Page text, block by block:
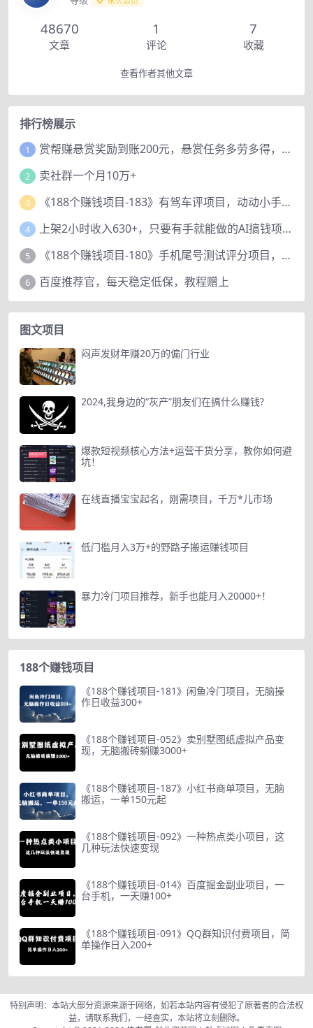
48670
文章
1
评论
7
收藏
查看作者其他文章
排行榜展示
1 赏帮赚悬赏奖励到账200元，悬赏任务多劳多得，人人可做。
2 卖社群一个月10万+
3 《188个赚钱项目-183》有驾车评项目，动动小手，复制粘贴赚44元！
4 上架2小时收入630+，只要有手就能做的AI搞钱项目，奶奶看完都能学会!
5 《188个赚钱项目-180》手机尾号测试评分项目，短视频直播日赚200+
6 百度推荐官，每天稳定低保，教程赠上
图文项目
闷声发财年赚20万的偏门行业
2024,我身边的“灰产”朋友们在搞什么赚钱?
爆款短视频核心方法+运营干货分享，教你如何避
坑！
在线直播宝宝起名，刚需项目，千万*儿市场
低门槛月入3万+的野路子搬运赚钱项目
暴力冷门项目推荐，新手也能月入20000+！
188个赚钱项目
《188个赚钱项目-181》闲鱼冷门项目，无脑操
作日收益300+
《188个赚钱项目-052》卖别墅图纸虚拟产品变
现，无脑搬砖躺赚3000+
《188个赚钱项目-187》小红书商单项目，无脑
搬运，一单150元起
《188个赚钱项目-092》一种热点类小项目，这
几种玩法快速变现
《188个赚钱项目-014》百度掘金副业项目，一
台手机，一天赚100+
《188个赚钱项目-091》QQ群知识付费项目，简
单操作日入200+
特别声明：本站大部分资源来源于网络，如若本站内容有侵犯了原著者的合法权
益，请联系我们，一经查实，本站将立刻删除。